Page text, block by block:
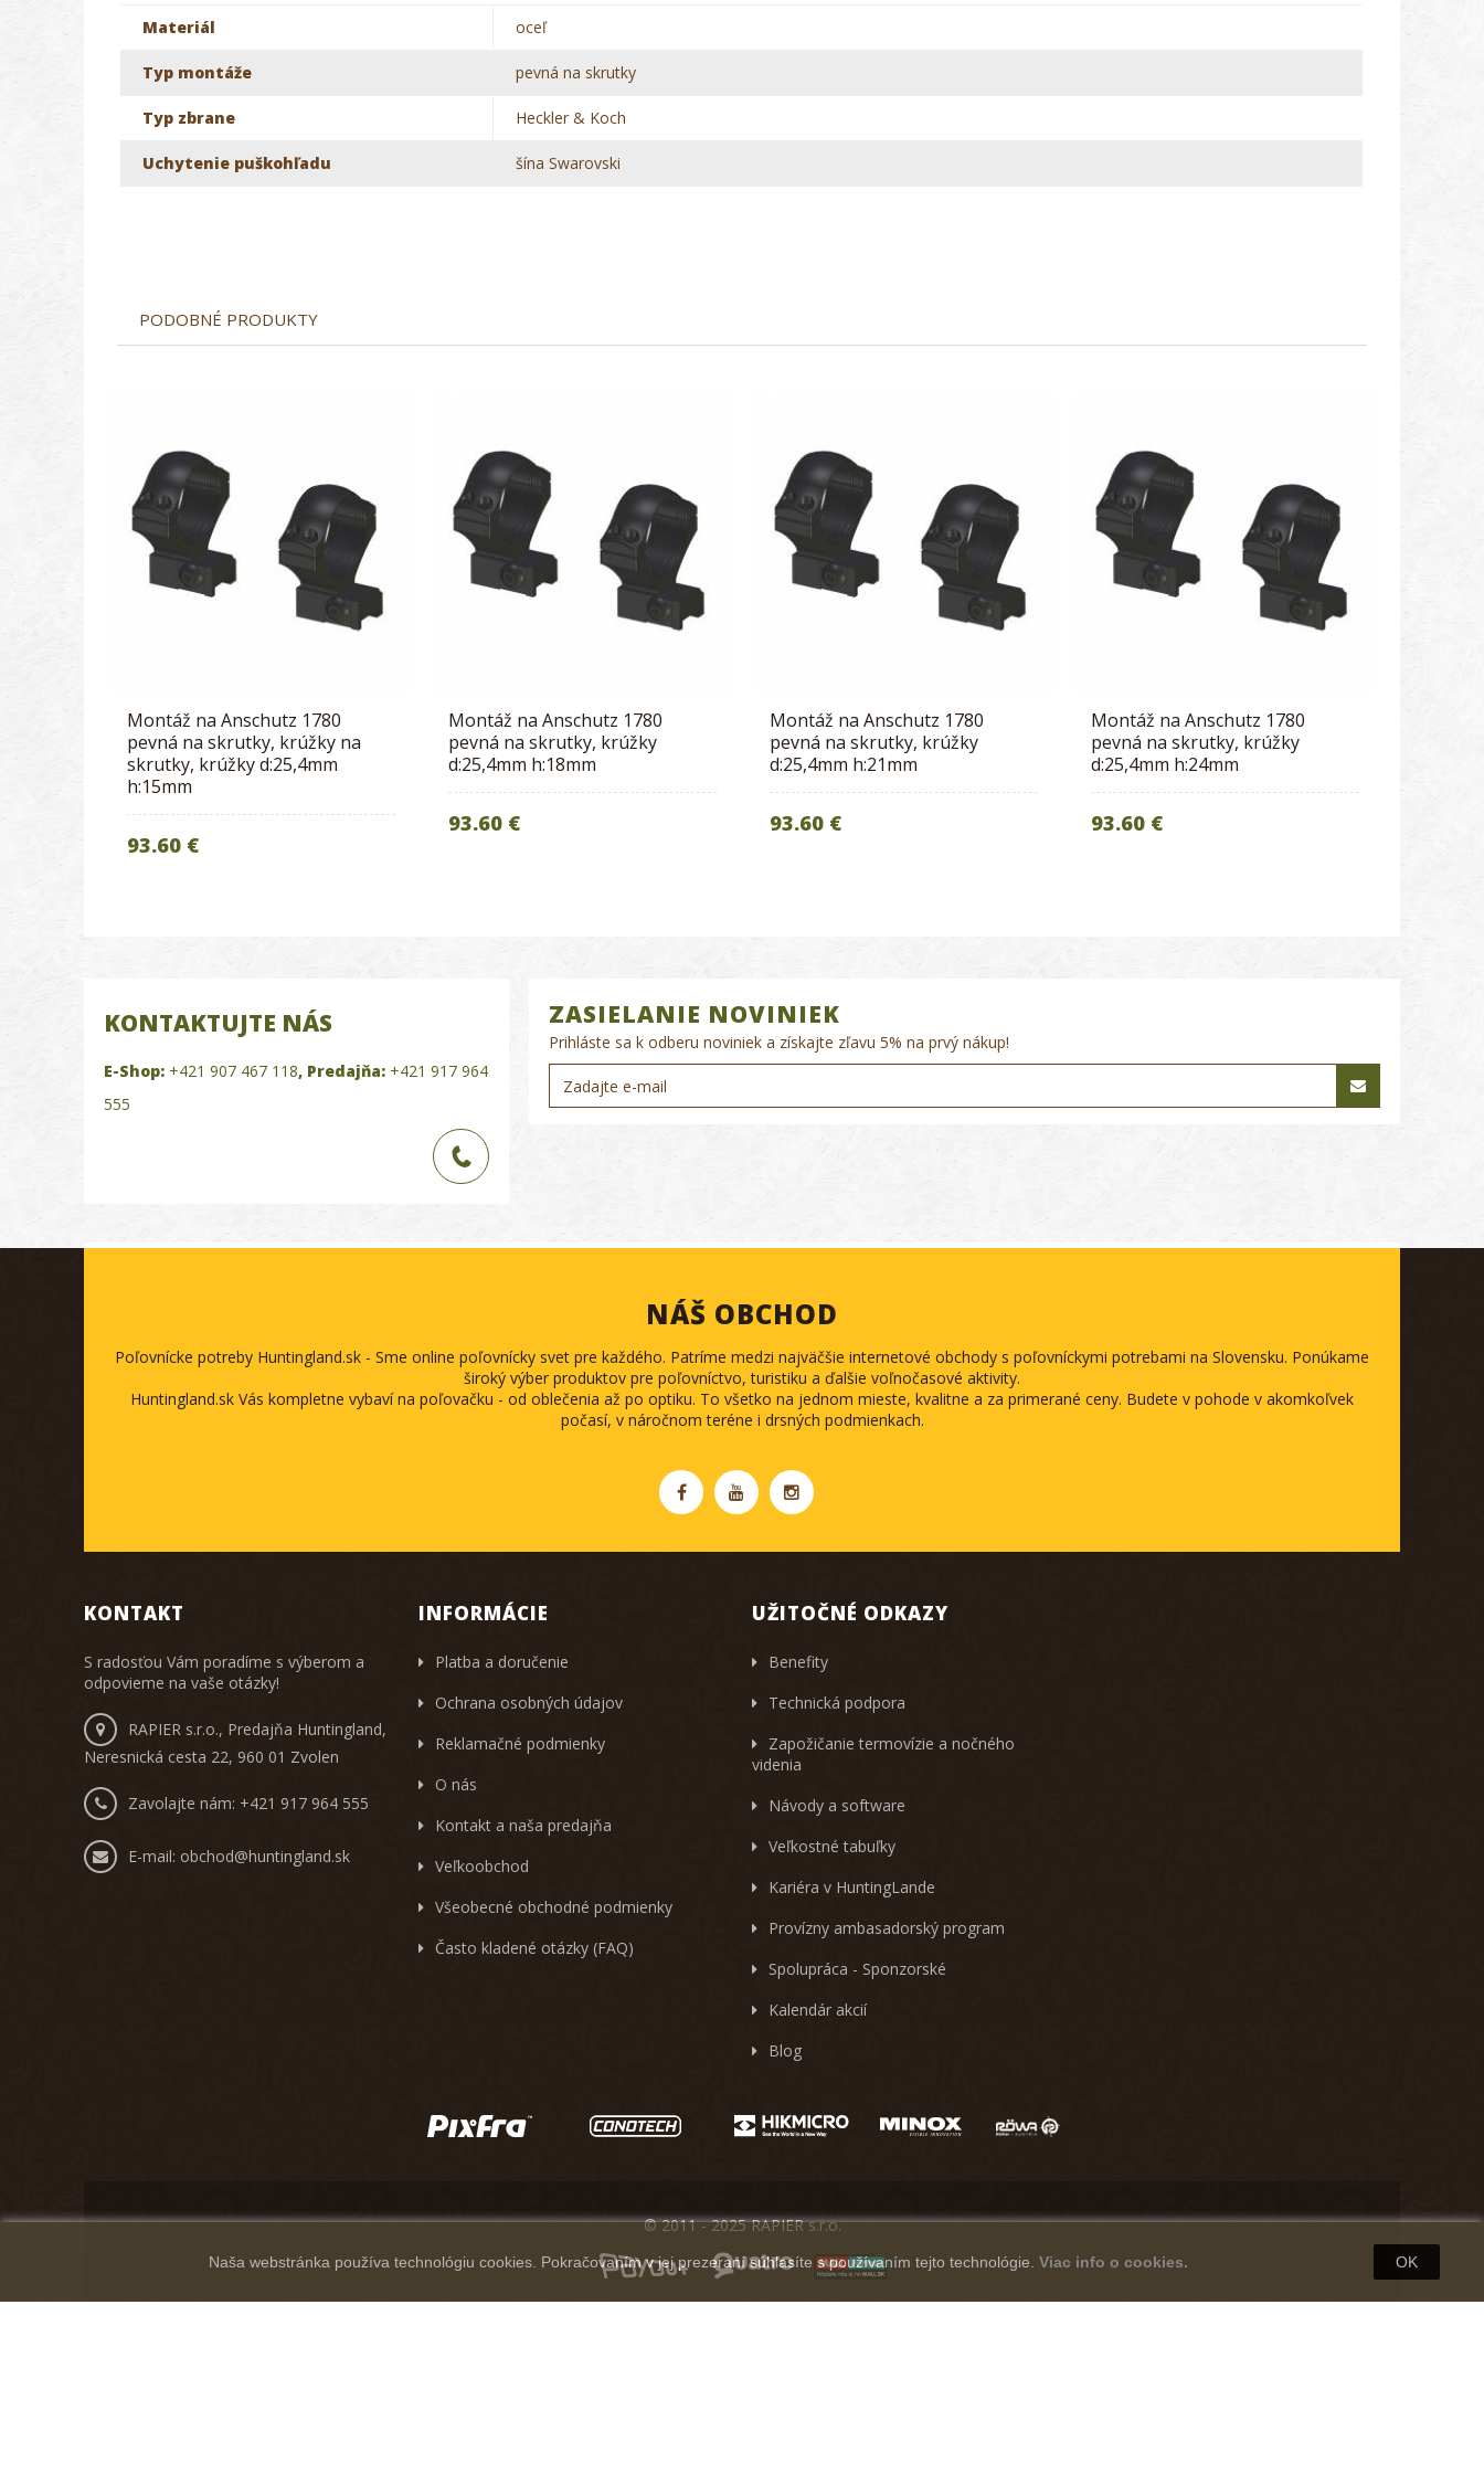
Materiál oceľ
Typ montáže pevná na skrutky
Typ zbrane Heckler & Koch
Uchytenie puškohľadu šína Swarovski
PODOBNÉ PRODUKTY
Montáž na Anschutz 1780
pevná na skrutky, krúžky na
skrutky, krúžky d:25,4mm
h:15mm
93.60 €
Montáž na Anschutz 1780
pevná na skrutky, krúžky
d:25,4mm h:18mm
93.60 €
Montáž na Anschutz 1780
pevná na skrutky, krúžky
d:25,4mm h:21mm
93.60 €
Montáž na Anschutz 1780
pevná na skrutky, krúžky
d:25,4mm h:24mm
93.60 €
KONTAKTUJTE NÁS
E-Shop: +421 907 467 118, Predajňa: +421 917 964
555
ZASIELANIE NOVINIEK
Prihláste sa k odberu noviniek a získajte zľavu 5% na prvý nákup!
NÁŠ OBCHOD
Poľovnícke potreby Huntingland.sk - Sme online poľovnícky svet pre každého. Patríme medzi najväčšie internetové obchody s poľovníckymi potrebami na Slovensku. Ponúkame
široký výber produktov pre poľovníctvo, turistiku a ďalšie voľnočasové aktivity.
Huntingland.sk Vás kompletne vybaví na poľovačku - od oblečenia až po optiku. To všetko na jednom mieste, kvalitne a za primerané ceny. Budete v pohode v akomkoľvek
počasí, v náročnom teréne i drsných podmienkach.
KONTAKT
S radosťou Vám poradíme s výberom a
odpovieme na vaše otázky!
RAPIER s.r.o., Predajňa Huntingland,
Neresnická cesta 22, 960 01 Zvolen
Zavolajte nám: +421 917 964 555
E-mail: obchod@huntingland.sk
INFORMÁCIE
Platba a doručenie
Ochrana osobných údajov
Reklamačné podmienky
O nás
Kontakt a naša predajňa
Veľkoobchod
Všeobecné obchodné podmienky
Často kladené otázky (FAQ)
UŽITOČNÉ ODKAZY
Benefity
Technická podpora
Zapožičanie termovízie a nočného
videnia
Návody a software
Veľkostné tabuľky
Kariéra v HuntingLande
Provízny ambasadorský program
Spolupráca - Sponzorské
Kalendár akcií
Blog
Naša webstránka používa technológiu cookies. Pokračovaním v jej prezeraní súhlasíte s používaním tejto technológie. Viac info o cookies. OK
© 2011 - 2025 RAPIER s.r.o.